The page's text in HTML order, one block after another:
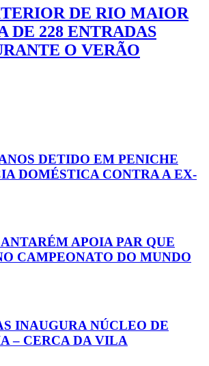
DE RIO MAIOR
DE 228 ENTRADAS
O VERÃO
DETIDO EM PENICHE
DOMÉSTICA CONTRA A EX-
APOIA PAR QUE
CAMPEONATO DO MUNDO
INAUGURA NÚCLEO DE
– CERCA DA VILA